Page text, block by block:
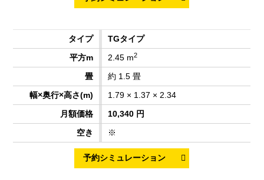
TGタイプ
2.45 m2
約 1.5 畳
1.79 × 1.37 × 2.34
10,340 円
※